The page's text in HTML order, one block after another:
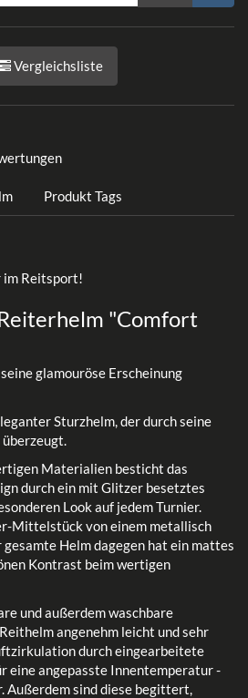
Vergleichsliste
Produkt Tags
Reitsport!
"Comfort
glamouröse Erscheinung
Sturzhelm, der durch seine
Materialien besticht das
durch ein mit Glitzer besetztes
Look auf jedem Turnier.
Mittelstück von einem metallisch
gesamte Helm dagegen hat ein mattes
Kontrast beim wertigen
und außerdem waschbare
angenehm leicht und sehr
durch eingearbeitete
eine angepasste Innentemperatur -
Außerdem sind diese begittert,